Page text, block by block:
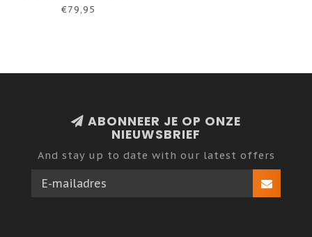
BLUE MIRAGE / MIDNIGHT
€79,95
ABONNEER JE OP ONZE
NIEUWSBRIEF
And stay up to date with our latest offers